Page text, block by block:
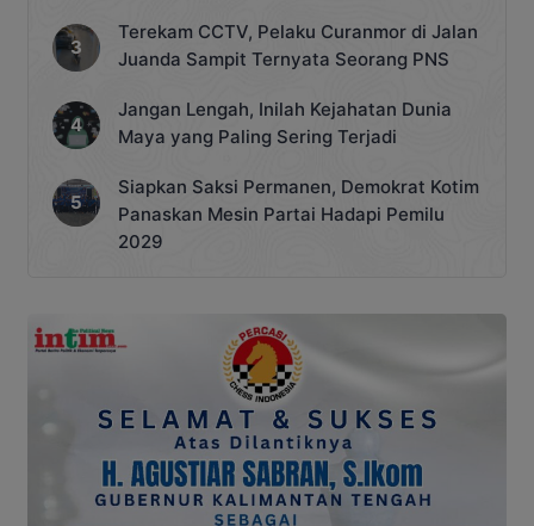
Terekam CCTV, Pelaku Curanmor di Jalan
Juanda Sampit Ternyata Seorang PNS
Jangan Lengah, Inilah Kejahatan Dunia
Maya yang Paling Sering Terjadi
Siapkan Saksi Permanen, Demokrat Kotim
Panaskan Mesin Partai Hadapi Pemilu
2029